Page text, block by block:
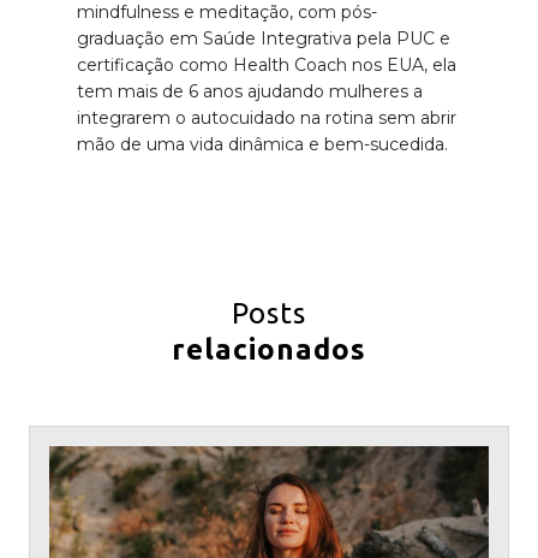
mindfulness e meditação, com pós-
graduação em Saúde Integrativa pela PUC e
certificação como Health Coach nos EUA, ela
tem mais de 6 anos ajudando mulheres a
integrarem o autocuidado na rotina sem abrir
mão de uma vida dinâmica e bem-sucedida.
Posts
relacionados